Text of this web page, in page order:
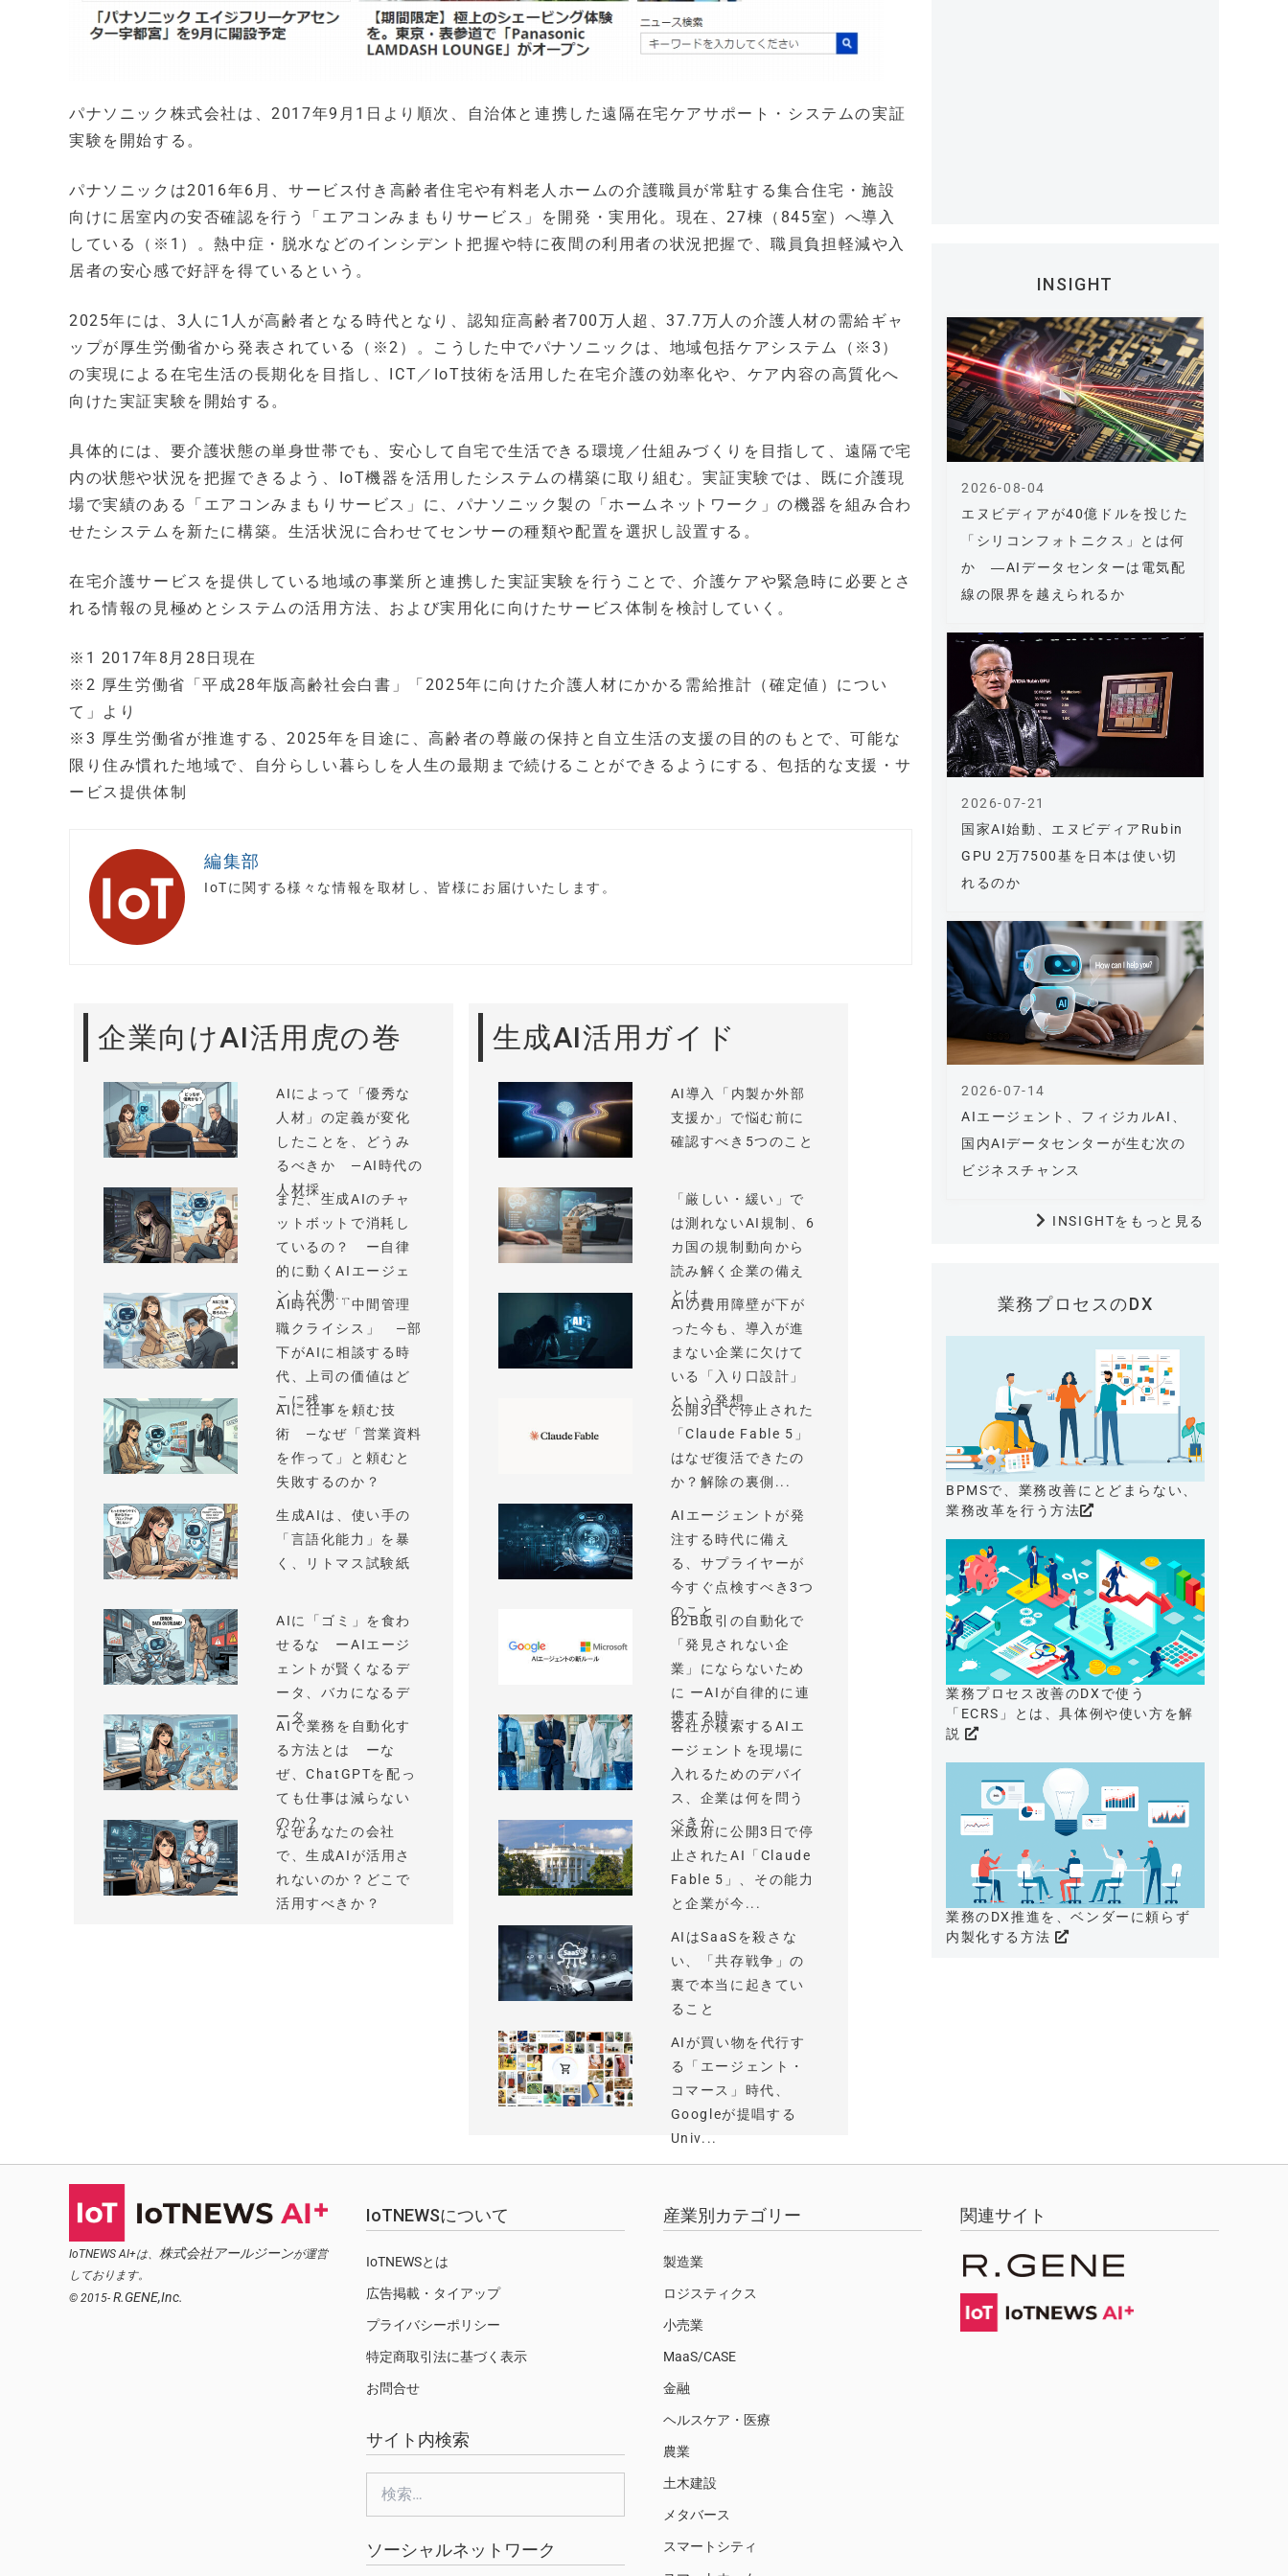
パナソニック株式会社は、2017年9月1日より順次、自治体と連携した遠隔在宅ケアサポート・システムの実証
実験を開始する。
パナソニックは2016年6月、サービス付き高齢者住宅や有料老人ホームの介護職員が常駐する集合住宅・施設
向けに居室内の安否確認を行う「エアコンみまもりサービス」を開発・実用化。現在、27棟（845室）へ導入
している（※1）。熱中症・脱水などのインシデント把握や特に夜間の利用者の状況把握で、職員負担軽減や入
居者の安心感で好評を得ているという。
2025年には、3人に1人が高齢者となる時代となり、認知症高齢者700万人超、37.7万人の介護人材の需給ギャ
ップが厚生労働省から発表されている（※2）。こうした中でパナソニックは、地域包括ケアシステム（※3）
の実現による在宅生活の長期化を目指し、ICT／IoT技術を活用した在宅介護の効率化や、ケア内容の高質化へ
向けた実証実験を開始する。
具体的には、要介護状態の単身世帯でも、安心して自宅で生活できる環境／仕組みづくりを目指して、遠隔で宅
内の状態や状況を把握できるよう、IoT機器を活用したシステムの構築に取り組む。実証実験では、既に介護現
場で実績のある「エアコンみまもりサービス」に、パナソニック製の「ホームネットワーク」の機器を組み合わ
せたシステムを新たに構築。生活状況に合わせてセンサーの種類や配置を選択し設置する。
在宅介護サービスを提供している地域の事業所と連携した実証実験を行うことで、介護ケアや緊急時に必要とさ
れる情報の見極めとシステムの活用方法、および実用化に向けたサービス体制を検討していく。
※1 2017年8月28日現在
※2 厚生労働省「平成28年版高齢社会白書」「2025年に向けた介護人材にかかる需給推計（確定値）につい
て」より
※3 厚生労働省が推進する、2025年を目途に、高齢者の尊厳の保持と自立生活の支援の目的のもとで、可能な
限り住み慣れた地域で、自分らしい暮らしを人生の最期まで続けることができるようにする、包括的な支援・サ
ービス提供体制
編集部
IoTに関する様々な情報を取材し、皆様にお届けいたします。
企業向けAI活用虎の巻
AIによって「優秀な
人材」の定義が変化
したことを、どうみ
るべきか —AI時代の
人材採...
まだ、生成AIのチャ
ットボットで消耗し
ているの？ ー自律
的に動くAIエージェ
ントが働...
AI時代の「中間管理
職クライシス」 —部
下がAIに相談する時
代、上司の価値はど
こに残...
AIに仕事を頼む技
術 —なぜ「営業資料
を作って」と頼むと
失敗するのか？
生成AIは、使い手の
「言語化能力」を暴
く、リトマス試験紙
AIに「ゴミ」を食わ
せるな ーAIエージ
ェントが賢くなるデ
ータ、バカになるデ
ータ
AIで業務を自動化す
る方法とは ーな
ぜ、ChatGPTを配っ
ても仕事は減らない
のか？
なぜあなたの会社
で、生成AIが活用さ
れないのか？どこで
活用すべきか？
生成AI活用ガイド
AI導入「内製か外部
支援か」で悩む前に
確認すべき5つのこと
「厳しい・緩い」で
は測れないAI規制、6
カ国の規制動向から
読み解く企業の備え
とは
AIの費用障壁が下が
った今も、導入が進
まない企業に欠けて
いる「入り口設計」
という発想
公開3日で停止された
「Claude Fable 5」
はなぜ復活できたの
か？解除の裏側...
AIエージェントが発
注する時代に備え
る、サプライヤーが
今すぐ点検すべき3つ
のこと
B2B取引の自動化で
「発見されない企
業」にならないため
に ーAIが自律的に連
携する時...
各社が模索するAIエ
ージェントを現場に
入れるためのデバイ
ス、企業は何を問う
べきか
米政府に公開3日で停
止されたAI「Claude
Fable 5」、その能力
と企業が今...
AIはSaaSを殺さな
い、「共存戦争」の
裏で本当に起きてい
ること
AIが買い物を代行す
る「エージェント・
コマース」時代、
Googleが提唱する
Univ...
INSIGHT
エヌビディアが40億ドルを投じた
「シリコンフォトニクス」とは何
か ―AIデータセンターは電気配
線の限界を越えられるか
2026-08-04
国家AI始動、エヌビディアRubin
GPU 2万7500基を日本は使い切
れるのか
2026-07-21
AIエージェント、フィジカルAI、
国内AIデータセンターが生む次の
ビジネスチャンス
2026-07-14
INSIGHTをもっと見る
業務プロセスのDX
BPMSで、業務改善にとどまらない、
業務改革を行う方法
業務プロセス改善のDXで使う
「ECRS」とは、具体例や使い方を解
説
業務のDX推進を、ベンダーに頼らず
内製化する方法
IoTNEWS AI+は、 株式会社アールジーンが運営
しております。
© 2015- R.GENE,Inc.
IoTNEWSについて
IoTNEWSとは
広告掲載・タイアップ
プライバシーポリシー
特定商取引法に基づく表示
お問合せ
サイト内検索
索:
ソーシャルネットワーク
産業別カテゴリー
製造業
ロジスティクス
小売業
MaaS/CASE
金融
ヘルスケア・医療
農業
土木建設
メタバース
スマートシティ
関連サイト